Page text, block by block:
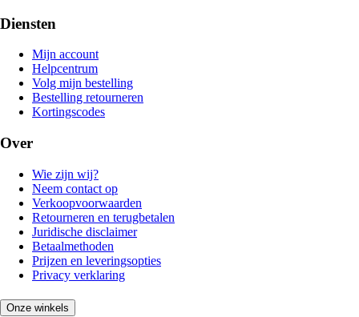
Diensten
Mijn account
Helpcentrum
Volg mijn bestelling
Bestelling retourneren
Kortingscodes
Over
Wie zijn wij?
Neem contact op
Verkoopvoorwaarden
Retourneren en terugbetalen
Juridische disclaimer
Betaalmethoden
Prijzen en leveringsopties
Privacy verklaring
Onze winkels